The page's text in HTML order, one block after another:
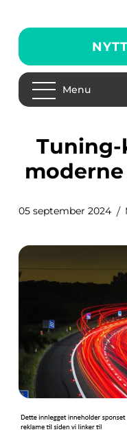
Menu
Tuning-kalkulator: En
05 september 2024